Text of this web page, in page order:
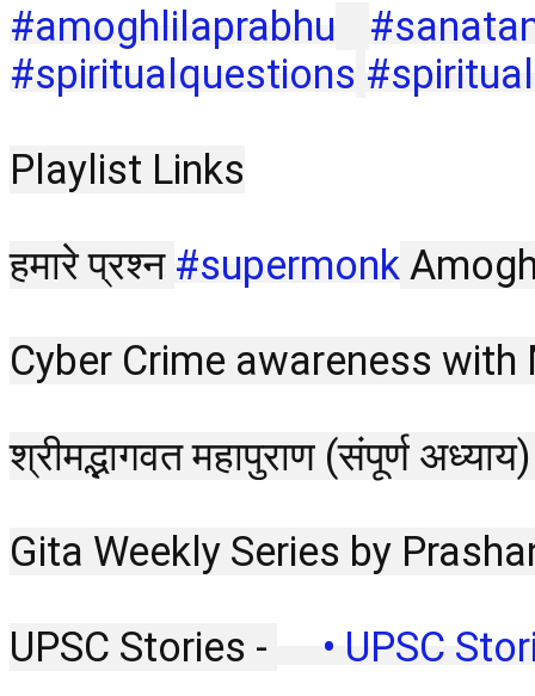
#amoghlilaprabhu
#spiritualquestions
Playlist Links
हमारे प्रश्न #supermonk
Cyber Crime awareness
श्रीमद्भागवत महापुराण (संपूर्ण
Gita Weekly Series by
UPSC Stories -
• UPSC